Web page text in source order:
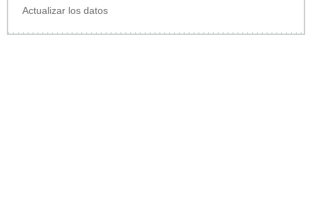
Actualizar los datos